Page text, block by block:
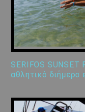
SERIFOS SUNSET
αθλητικό διήμερο